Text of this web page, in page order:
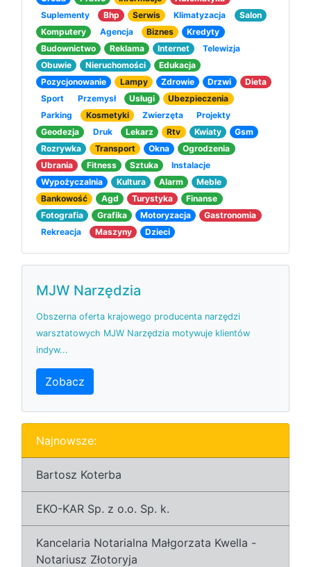
Suplementy
Bhp Serwis Klimatyzacja
Salon
Komputery
Agencja Biznes
Kredyty
Budownictwo
Reklama Internet
Telewizja
Obuwie
Nieruchomości
Edukacja
Pozycjonowanie
Lampy Zdrowie Drzwi
Dieta
Sport
Przemysł Usługi
Ubezpieczenia
Parking
Kosmetyki Zwierzęta
Projekty
Geodezja
Druk Lekarz Rtv Kwiaty
Gsm
Rozrywka
Transport Okna
Ogrodzenia
Ubrania
Fitness Sztuka
Instalacje
Wypożyczalnia
Kultura Alarm
Meble
Bankowość
Agd Turystyka
Finanse
Fotografia
Grafika Motoryzacja
Gastronomia
Rekreacja
Maszyny Dzieci
MJW Narzędzia
Obszerna oferta krajowego producenta narzędzi
warsztatowych MJW Narzędzia motywuje klientów
indyw...
Zobacz
Najnowsze:
Bartosz Koterba
EKO-KAR Sp. z o.o. Sp. k.
Kancelaria Notarialna Małgorzata Kwella -
Notariusz Złotoryja